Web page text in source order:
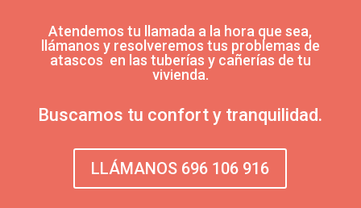
Atendemos tu llamada a la hora que sea,
llámanos y resolveremos tus problemas de
atascos en las tuberías y cañerías de tu
vivienda.
Buscamos tu confort y tranquilidad.
LLÁMANOS 696 106 916